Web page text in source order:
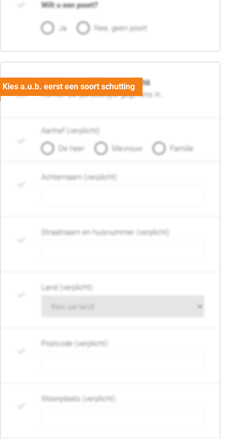
Wilt u een poort?
Ja Nee, geen poort
06. Persoonlijke gegevens
Vul hier uw persoonlijke gegevens in..
Aanhef (verplicht)
De heer
Mevrouw Familie
Achternaam (verplicht)
Straatnaam en huisnummer (verplicht)
Land (verplicht)
Postcode (verplicht)
Woonplaats (verplicht)